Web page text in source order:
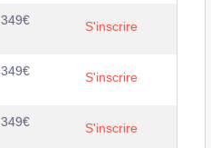
349€ S'inscrire
349€ S'inscrire
349€ S'inscrire